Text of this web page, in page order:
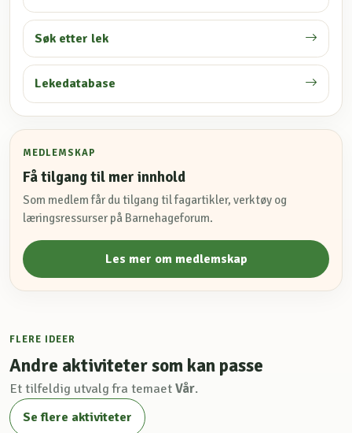
Søk etter lek
Lekedatabase
MEDLEMSKAP
Få tilgang til mer innhold
Som medlem får du tilgang til fagartikler, verktøy og
læringsressurser på Barnehageforum.
Les mer om medlemskap
FLERE IDEER
Andre aktiviteter som kan passe
Et tilfeldig utvalg fra temaet Vår.
Se flere aktiviteter